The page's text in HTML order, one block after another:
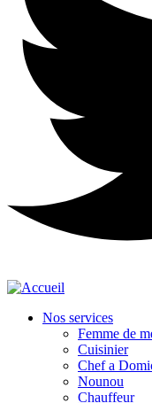
Nos services
Femme de
Cuisinier
Chef a
Nounou
Chauffeur